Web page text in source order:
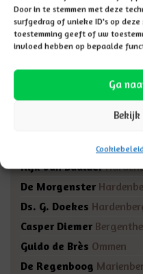
Door in te stemmen met deze
surfgedrag of unieke ID's op
toestemming geeft of uw
invloed hebben op bepaalde
Ga
Scholengroep Hannah
Emmen
Rijk van Baalder
De Morgenster
Ds. G. Doekes
Casper Diemer
Guido de Brès Ommen
De Regenboog